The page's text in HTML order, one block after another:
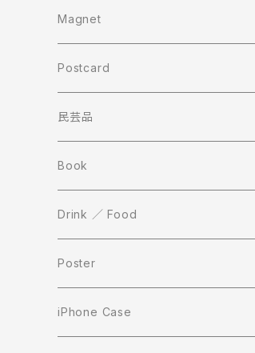
Magnet
Postcard
民芸品
Book
Drink ／ Food
Poster
iPhone Case